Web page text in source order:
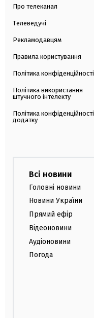
Про телеканал
Телеведучі
Рекламодавцям
Правила користування
Політика конфіденційності
Політика використання
штучного інтелекту
Політика конфіденційності
додатку
Всі новини
Головні новини
Новини України
Прямий ефір
Відеоновини
Аудіоновини
Погода